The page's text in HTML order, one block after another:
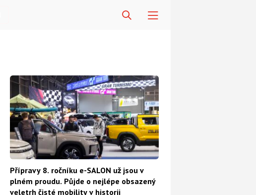
Přípravy 8. ročníku e-SALON už jsou v
plném proudu. Půjde o nejlépe obsazený
veletrh čisté mobility v historii